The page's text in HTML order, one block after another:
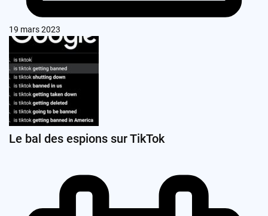
19 mars 2023
Le bal des espions sur TikTok